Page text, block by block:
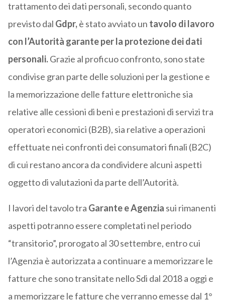
trattamento dei dati personali, secondo quanto
previsto dal Gdpr,è stato avviato un tavolo di lavoro
con l’Autorità garante per la protezione dei dati
personali.Grazie al proficuo confronto, sono state
condivise gran parte delle soluzioni per la gestione e
la memorizzazione delle fatture elettroniche sia
relative alle cessioni di beni e prestazioni di servizi tra
operatori economici (B2B), sia relative a operazioni
effettuate nei confronti dei consumatori finali (B2C)
di cui restano ancora da condividere alcuni aspetti
oggetto di valutazioni da parte dell’Autorità.
I lavori del tavolo tra Garante e Agenzia sui rimanenti
aspetti potranno essere completati nel periodo
“transitorio”, prorogato al 30 settembre, entro cui
l’Agenzia è autorizzata a continuare a memorizzare le
fatture che sono transitate nello Sdi dal 2018 a oggi e
a memorizzare le fatture che verranno emesse dal 1°